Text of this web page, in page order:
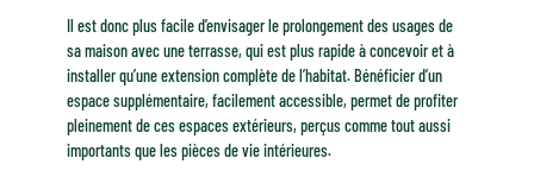
Il est donc plus facile d’envisager le prolongement des usages de
sa maison avec une terrasse, qui est plus rapide à concevoir et à
installer qu’une extension complète de l’habitat. Bénéficier d’un
espace supplémentaire, facilement accessible, permet de profiter
pleinement de ces espaces extérieurs, perçus comme tout aussi
importants que les pièces de vie intérieures.